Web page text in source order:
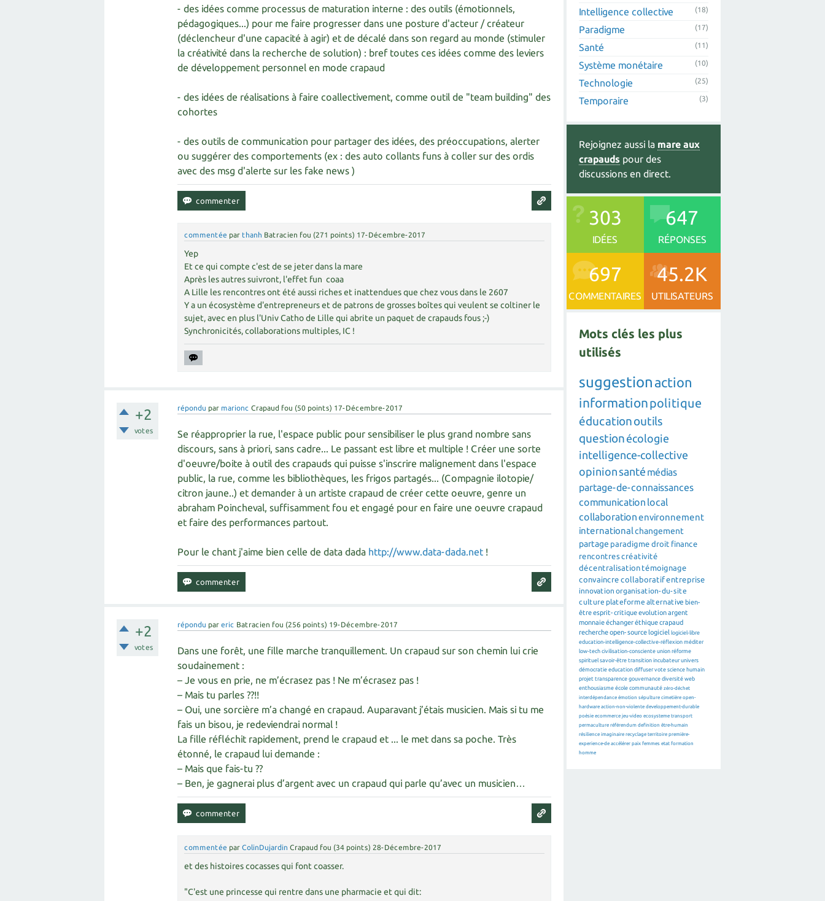
- des idées comme processus de maturation interne : des outils (émotionnels,
pédagogiques...) pour me faire progresser dans une posture d'acteur / créateur
(déclencheur d'une capacité à agir) et de décalé dans son regard au monde (stimuler
la créativité dans la recherche de solution) : bref toutes ces idées comme des leviers
de développement personnel en mode crapaud
- des idées de réalisations à faire coallectivement, comme outil de "team building" des
cohortes
- des outils de communication pour partager des idées, des préoccupations, alerter
ou suggérer des comportements (ex : des auto collants funs à coller sur des ordis
avec des msg d'alerte sur les fake news )
commentée par thanh Batracien fou (271 points) 17-Décembre-2017
Yep
Et ce qui compte c'est de se jeter dans la mare
Après les autres suivront, l'effet fun coaa
A Lille les rencontres ont été aussi riches et inattendues que chez vous dans le 2607
Y a un écosystème d'entrepreneurs et de patrons de grosses boîtes qui veulent se coltiner le
sujet, avec en plus l'Univ Catho de Lille qui abrite un paquet de crapauds fous ;-)
Synchronicités, collaborations multiples, IC !
+2
votes
répondu par marionc Crapaud fou (50 points) 17-Décembre-2017
Se réapproprier la rue, l'espace public pour sensibiliser le plus grand nombre sans
discours, sans à priori, sans cadre... Le passant est libre et multiple ! Créer une sorte
d'oeuvre/boite à outil des crapauds qui puisse s'inscrire malignement dans l'espace
public, la rue, comme les bibliothèques, les frigos partagés... (Compagnie ilotopie/
citron jaune..) et demander à un artiste crapaud de créer cette oeuvre, genre un
abraham Poincheval, suffisamment fou et engagé pour en faire une oeuvre crapaud
et faire des performances partout.
Pour le chant j'aime bien celle de data dada http://www.data-dada.net !
+2
votes
répondu pareric Batracien fou (256 points) 19-Décembre-2017
Dans une forêt, une fille marche tranquillement. Un crapaud sur son chemin lui crie
soudainement :
– Je vous en prie, ne m’écrasez pas ! Ne m’écrasez pas !
– Mais tu parles ??!!
– Oui, une sorcière m’a changé en crapaud. Auparavant j’étais musicien. Mais si tu me
fais un bisou, je redeviendrai normal !
La fille réfléchit rapidement, prend le crapaud et ... le met dans sa poche. Très
étonné, le crapaud lui demande :
– Mais que fais-tu ??
– Ben, je gagnerai plus d’argent avec un crapaud qui parle qu’avec un musicien…
commentée parColinDujardin Crapaud fou (34 points) 28-Décembre-2017
et des histoires cocasses qui font coasser.
"C'est une princesse qui rentre dans une pharmacie et qui dit:
Intelligence collective (18)
Paradigme (17)
Santé (11)
Système monétaire (10)
Technologie (25)
Temporaire (3)
Rejoignez aussi la mare aux
crapauds pour des
discussions en direct.
303
IDÉES
647
RÉPONSES
697
COMMENTAIRES
45.2K
UTILISATEURS
Mots clés les plus
utilisés
suggestion action
informationpolitique
éducationoutils
question écologie
intelligence-collective
opinion santé médias
partage-de-connaissances
communication local
collaborationenvironnement
internationalchangement
partage paradigme droit finance
rencontrescréativité
décentralisation témoignage
convaincre collaboratifentreprise
innovation organisation-du-site
culture plateforme alternative bien-
êtreesprit-critiqueevolutionargent
monnaieéchangeréthiquecrapaud
rechercheopen-source logiciel logiciel-libre
education-intelligence-collective-réflexion méditer
low-tech civilisation-consciente union réforme
spirituel savoir-être transition incubateur univers
démocratie education diffuser vote science humain
projet transparence gouvernance diversité web
enthousiasme école communauté zéro-déchet
interdépendance émotion sépulture cimetière open-
hardware action-non-violente developpement-durable
poésie ecommerce jeu-video ecosysteme transport
permaculture référendum definition être-humain
résilience imaginaire recyclage territoire première-
experience-de accélérer paix femmes etat formation
homme